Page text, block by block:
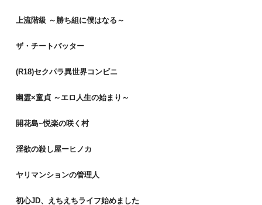
上流階級 ～勝ち組に僕はなる～
ザ・チートバッター
(R18)セクパラ異世界コンビニ
幽霊×童貞 ～エロ人生の始まり～
開花島~悦楽の咲く村
淫欲の殺し屋ーヒノカ
ヤリマンションの管理人
初心JD、えちえちライフ始めました